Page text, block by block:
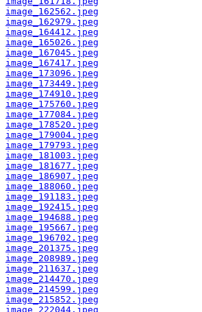
image_162562.jpeg
image_162979.jpeg
image_164412.jpeg
image_165026.jpeg
image_167045.jpeg
image_167417.jpeg
image_173096.jpeg
image_173449.jpeg
image_174910.jpeg
image_175760.jpeg
image_177084.jpeg
image_178520.jpeg
image_179004.jpeg
image_179793.jpeg
image_181003.jpeg
image_181677.jpeg
image_186907.jpeg
image_188060.jpeg
image_191183.jpeg
image_192415.jpeg
image_194688.jpeg
image_195667.jpeg
image_196702.jpeg
image_201375.jpeg
image_208989.jpeg
image_211637.jpeg
image_214470.jpeg
image_214599.jpeg
image_215852.jpeg
image_222044.jpeg